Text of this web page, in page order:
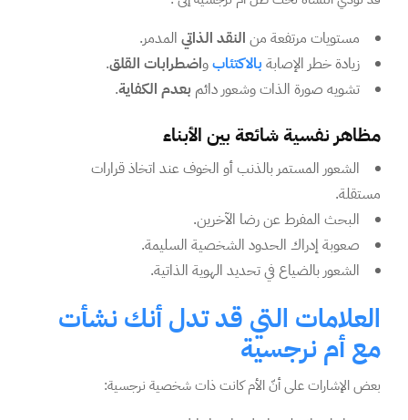
مستويات مرتفعة من النقد الذاتي المدمر.
زيادة خطر الإصابة بالاكتئابواضطرابات القلق.
تشويه صورة الذات وشعور دائم بعدم الكفاية.
مظاهر نفسية شائعة بين الأبناء
الشعور المستمر بالذنب أو الخوف عند اتخاذ قرارات
مستقلة.
البحث المفرط عن رضا الآخرين.
صعوبة إدراك الحدود الشخصية السليمة.
الشعور بالضياع في تحديد الهوية الذاتية.
العلامات التي قد تدل أنك نشأت
مع أم نرجسية
بعض الإشارات على أنّ الأم كانت ذات شخصية نرجسية: